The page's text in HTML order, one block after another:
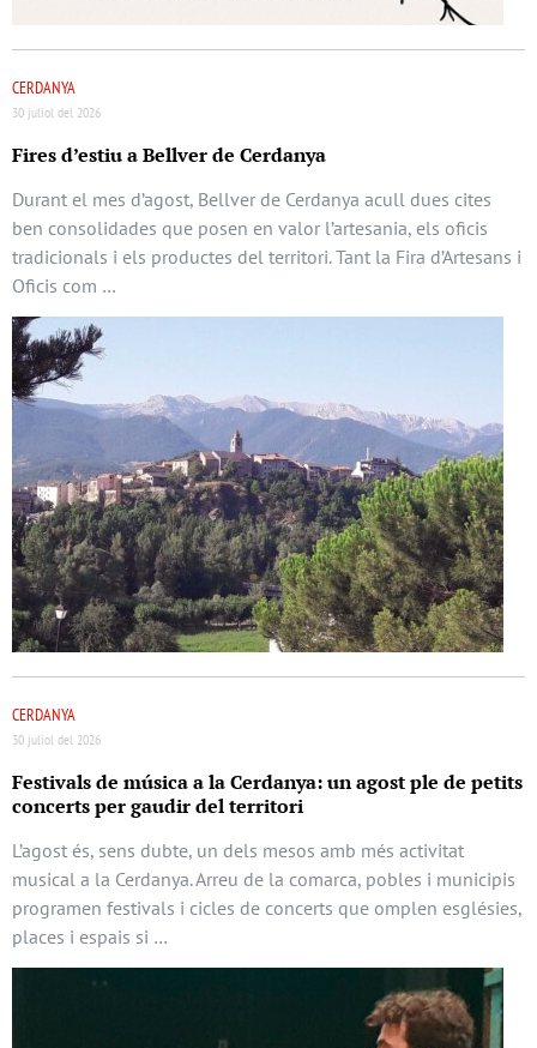
CERDANYA
30 juliol del 2026
Fires d’estiu a Bellver de Cerdanya
Durant el mes d’agost, Bellver de Cerdanya acull dues cites
ben consolidades que posen en valor l’artesania, els oficis
tradicionals i els productes del territori. Tant la Fira d’Artesans i
Oficis com …
CERDANYA
30 juliol del 2026
Festivals de música a la Cerdanya: un agost ple de petits
concerts per gaudir del territori
L’agost és, sens dubte, un dels mesos amb més activitat
musical a la Cerdanya. Arreu de la comarca, pobles i municipis
programen festivals i cicles de concerts que omplen esglésies,
places i espais si …